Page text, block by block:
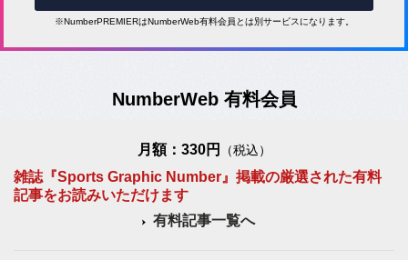
※NumberPREMIERはNumberWeb有料会員とは別サービスになります。
NumberWeb 有料会員
月額：330円 （税込）
雑誌『Sports Graphic Number』掲載の厳選された有料
記事をお読みいただけます
有料記事一覧へ